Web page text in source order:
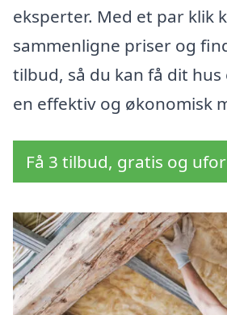
eksperter. Med et par klik
sammenligne priser og
tilbud, så du kan få dit
en effektiv og økonomisk
Få 3 tilbud, gratis og